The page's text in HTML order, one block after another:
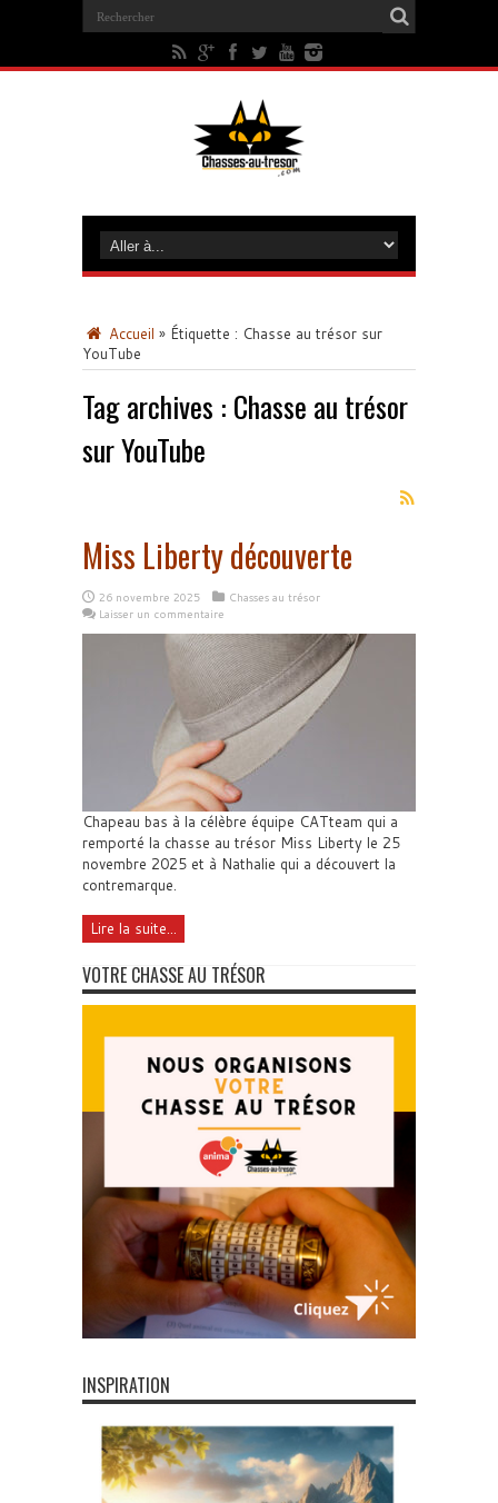
Accueil » Étiquette : Chasse au trésor sur
YouTube
Tag archives : Chasse au trésor
sur YouTube
Miss Liberty découverte
26 novembre 2025
Chasses au trésor
Laisser un commentaire
Chapeau bas à la célèbre équipe CATteam qui a
remporté la chasse au trésor Miss Liberty le 25
novembre 2025 et à Nathalie qui a découvert la
contremarque.
Lire la suite...
VOTRE CHASSE AU TRÉSOR
INSPIRATION